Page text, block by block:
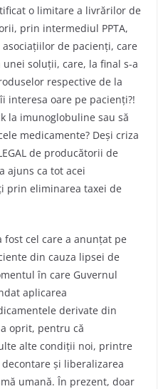
o limitare a livrărilor de
prin intermediul PPTA,
de pacienți, care
soluții, care, la final s-a
respective de la
interesa oare pe pacienți?!
la imunoglobuline sau să
medicamente? Deși criza
de producătorii de
ajuns ca tot acei
prin eliminarea taxei de
fost cel care a anunțat pe
din cauza lipsei de
în care Guvernul
aplicarea
derivate din
oprit, pentru că
alte condiții noi, printre
și liberalizarea
umană. În prezent, doar